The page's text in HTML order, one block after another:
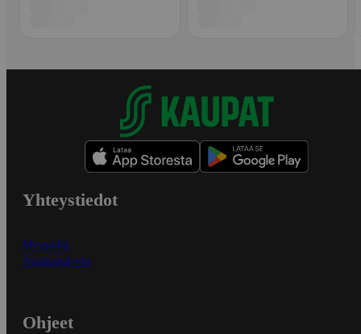
Yhteystiedot
Myymälät
Asiakaspalvelu
Ohjeet